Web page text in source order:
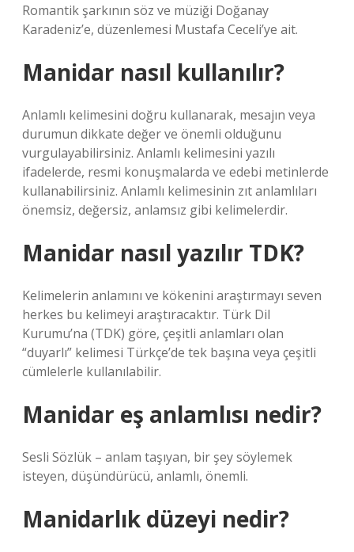
Romantik şarkının söz ve müziği Doğanay
Karadeniz’e, düzenlemesi Mustafa Ceceli’ye ait.
Manidar nasıl kullanılır?
Anlamlı kelimesini doğru kullanarak, mesajın veya
durumun dikkate değer ve önemli olduğunu
vurgulayabilirsiniz. Anlamlı kelimesini yazılı
ifadelerde, resmi konuşmalarda ve edebi metinlerde
kullanabilirsiniz. Anlamlı kelimesinin zıt anlamlıları
önemsiz, değersiz, anlamsız gibi kelimelerdir.
Manidar nasıl yazılır TDK?
Kelimelerin anlamını ve kökenini araştırmayı seven
herkes bu kelimeyi araştıracaktır. Türk Dil
Kurumu’na (TDK) göre, çeşitli anlamları olan
“duyarlı” kelimesi Türkçe’de tek başına veya çeşitli
cümlelerle kullanılabilir.
Manidar eş anlamlısı nedir?
Sesli Sözlük – anlam taşıyan, bir şey söylemek
isteyen, düşündürücü, anlamlı, önemli.
Manidarlık düzeyi nedir?